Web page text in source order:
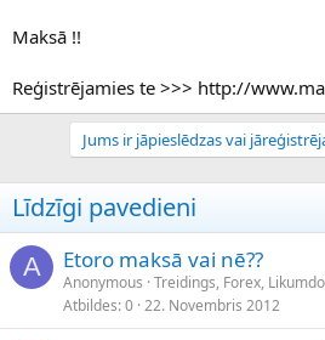
s
Maksā !!
Reģistrējamies te >>> http://
Jums ir jāpieslēdzas vai
Līdzīgi pavedieni
A Etoro maksā vai nē??
Anonymous Treidings, Forex,
Atbildes 0 22. Novembris 2012